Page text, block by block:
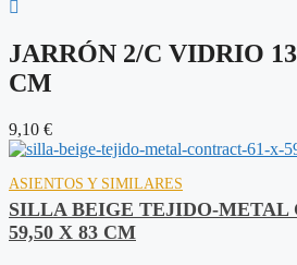
JARRÓN 2/C VIDRIO
CM
9,10 €
ASIENTOS Y SIMILARES
SILLA BEIGE TEJIDO-METAL
59,50 X 83 CM